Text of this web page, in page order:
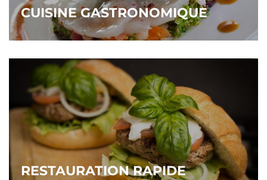
CUISINE GASTRONOMIQUE
RESTAURATION RAPIDE